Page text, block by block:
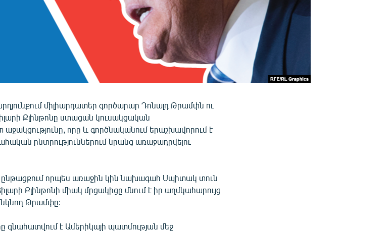
միլիարդատեր գործարար Դոնալդ Թրամփն ու
Քլինթոնը ստացան կուսակցական
որը և գործնականում երաշխավորում է
ընտրություններում նրանց առաջադրվելու
ընթացքում որպես առաջին կին նախագահ Սպիտակ տուն
Քլինթոնի միակ մրցակիցը մնում է իր աղմկահարույց
Թրամփը:
գնահատվում է Ամերիկայի պատմության մեջ